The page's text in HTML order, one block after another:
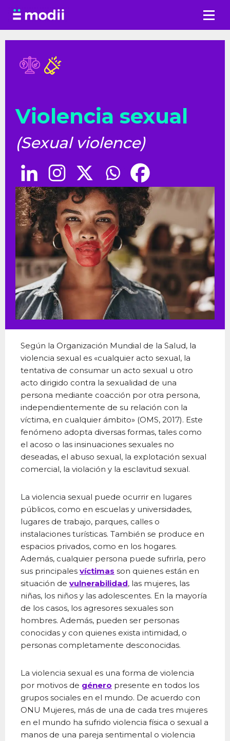
Saltar
al
Violencia sexual
(Sexual violence)
Según la Organización Mundial de la Salud, la
violencia sexual es «cualquier acto sexual, la
tentativa de consumar un acto sexual u otro
acto dirigido contra la sexualidad de una
persona mediante coacción por otra persona,
independientemente de su relación con la
víctima, en cualquier ámbito» (OMS, 2017). Este
fenómeno adopta diversas formas, tales como
el acoso o las insinuaciones sexuales no
deseadas, el abuso sexual, la explotación sexual
comercial, la violación y la esclavitud sexual.
La violencia sexual puede ocurrir en lugares
públicos, como en escuelas y universidades,
lugares de trabajo, parques, calles o
instalaciones turísticas. También se produce en
espacios privados, como en los hogares.
Además, cualquier persona puede sufrirla, pero
sus principales víctimas son quienes están en
situación de vulnerabilidad, las mujeres, las
niñas, los niños y las adolescentes. En la mayoría
de los casos, los agresores sexuales son
hombres. Además, pueden ser personas
conocidas y con quienes exista intimidad, o
personas completamente desconocidas.
La violencia sexual es una forma de violencia
por motivos de género presente en todos los
grupos sociales en el mundo. De acuerdo con
ONU Mujeres, más de una de cada tres mujeres
en el mundo ha sufrido violencia física o sexual a
manos de una pareja sentimental o violencia